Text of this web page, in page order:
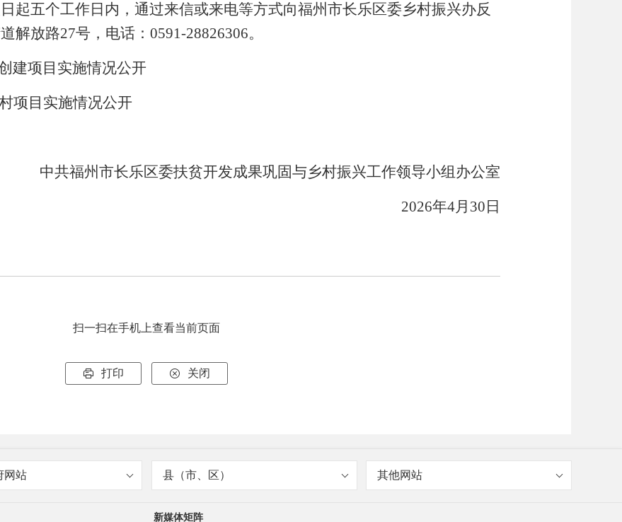
起五个工作日内，通过来信或来电等方式向福州市长乐区委乡村振兴办反
解放路27号，电话： 0591-28826306。
建项目实施情况公开
项目实施情况公开
中共福州市长乐区委扶贫开发成果巩固与乡村振兴工作领导小组办公室
2026年4月 30 日
扫一扫在手机上查看当前页面
 打印  关闭
网站 县（市、区） 其他网站
新媒体矩阵